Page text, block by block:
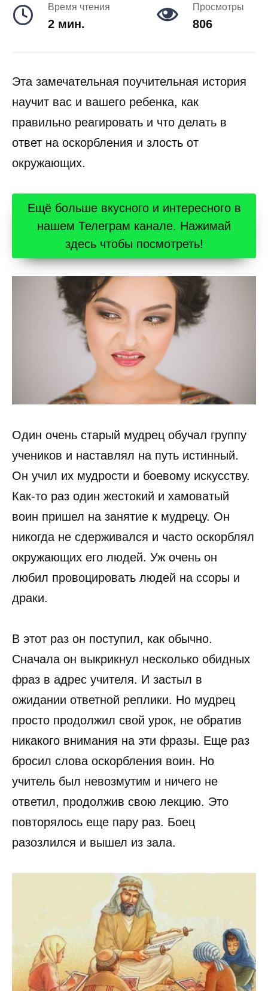
Время чтения
2 мин.
Просмотры
806
Эта замечательная поучительная история
научит вас и вашего ребенка, как
правильно реагировать и что делать в
ответ на оскорбления и злость от
окружающих.
Ещё больше вкусного и интересного в
нашем Телеграм канале. Нажимай
здесь чтобы посмотреть!
Один очень старый мудрец обучал группу
учеников и наставлял на путь истинный.
Он учил их мудрости и боевому искусству.
Как-то раз один жестокий и хамоватый
воин пришел на занятие к мудрецу. Он
никогда не сдерживался и часто оскорблял
окружающих его людей. Уж очень он
любил провоцировать людей на ссоры и
драки.
В этот раз он поступил, как обычно.
Сначала он выкрикнул несколько обидных
фраз в адрес учителя. И застыл в
ожидании ответной реплики. Но мудрец
просто продолжил свой урок, не обратив
никакого внимания на эти фразы. Еще раз
бросил слова оскорбления воин. Но
учитель был невозмутим и ничего не
ответил, продолжив свою лекцию. Это
повторялось еще пару раз. Боец
разозлился и вышел из зала.